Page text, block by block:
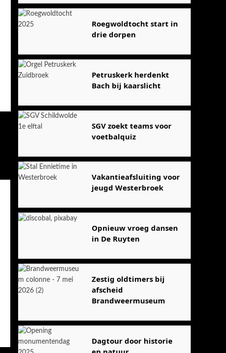
Roegwoldtocht start in
drie dorpen
Petruskerk herdenkt
Bach bij kaarslicht
SGV zoekt teams voor
voetbalquiz
Vakantieafsluiting voor
jeugd Westerbroek
Opnieuw vroeg dansen
in De Ruyten
Zestig oldtimers bij
afscheid
Brandweermuseum
Dagtour door historie